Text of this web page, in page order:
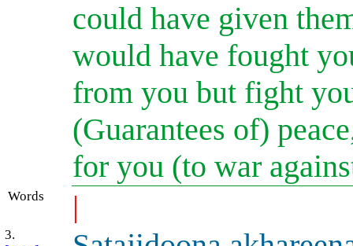
could have given
would have fought
from you but fight
(Guarantees of)
for you (to war
Words |
3.